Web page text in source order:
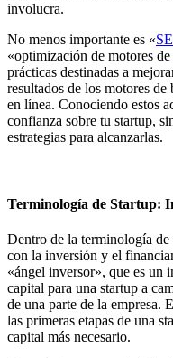
involucra.
No menos importante es «
«optimización de motores
prácticas destinadas a
resultados de los motores
en línea. Conociendo estos
confianza sobre tu startup,
estrategias para alcanzarlas.
Terminología de Startup:
Dentro de la terminología de
con la inversión y el
«ángel inversor», que es un
capital para una startup a
de una parte de la empresa.
las primeras etapas de una
capital más necesario.